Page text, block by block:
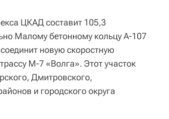
ЦКАД составит 105,3
Малому бетонному кольцу А-107
новую скоростную
М-7 «Волга». Этот участок
Дмитровского,
и городского округа